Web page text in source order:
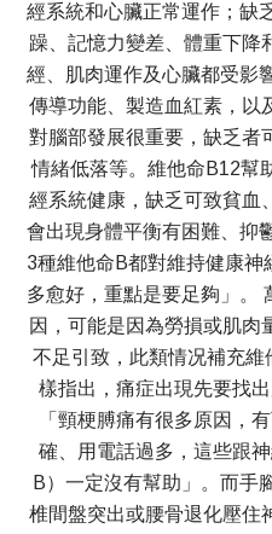
經系統和心臟正常運作；缺
躁、記憶力變差、體重下降
經、肌肉運作及心臟都受影
傳導功能、製造血紅素，以
對腦部發展很重要，缺乏者
情緒低落等。維他命B12幫
經系統健康，缺乏可致貧血
會出現身體平衡有困難、抑
3種維他命B都對維持健康
多愈好，重點是要足夠」。
因，可能是因為勞損或肌肉
不足引致，此類情况補充維
樣指出，痛症出現先要找
「頸梗膊痛有很多原因，
確、用電話過多，這些跟
B）一定沒有幫助」。而手
椎間盤突出或腰骨退化壓住